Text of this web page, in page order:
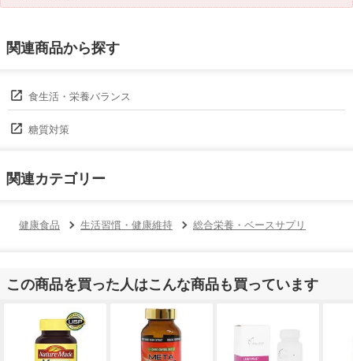
関連商品から探す
食生活・栄養バランス
糖質対策
関連カテゴリー
健康食品 生活習慣・健康維持 総合栄養・ベースサプリ
この商品を買った人はこんな商品も買っています